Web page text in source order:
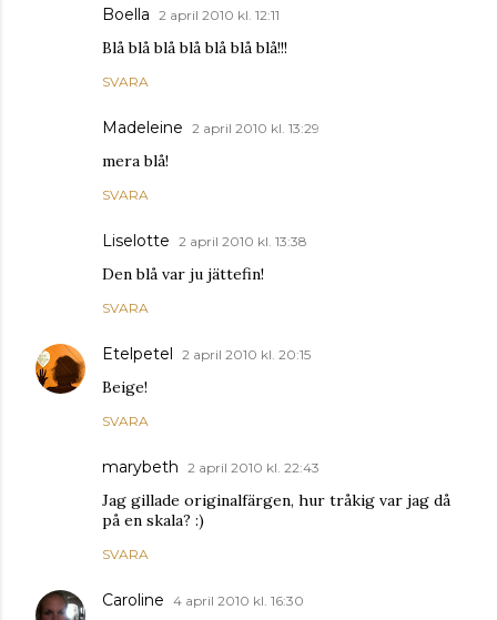
Boella 2 april 2010 kl. 12:11
Blå blå blå blå blå blå blå!!!
SVARA
Madeleine 2 april 2010 kl. 13:29
mera blå!
SVARA
Liselotte 2 april 2010 kl. 13:38
Den blå var ju jättefin!
SVARA
Etelpetel 2 april 2010 kl. 20:15
Beige!
SVARA
marybeth 2 april 2010 kl. 22:43
Jag gillade originalfärgen, hur tråkig var jag då
på en skala? :)
SVARA
Caroline 4 april 2010 kl. 16:30